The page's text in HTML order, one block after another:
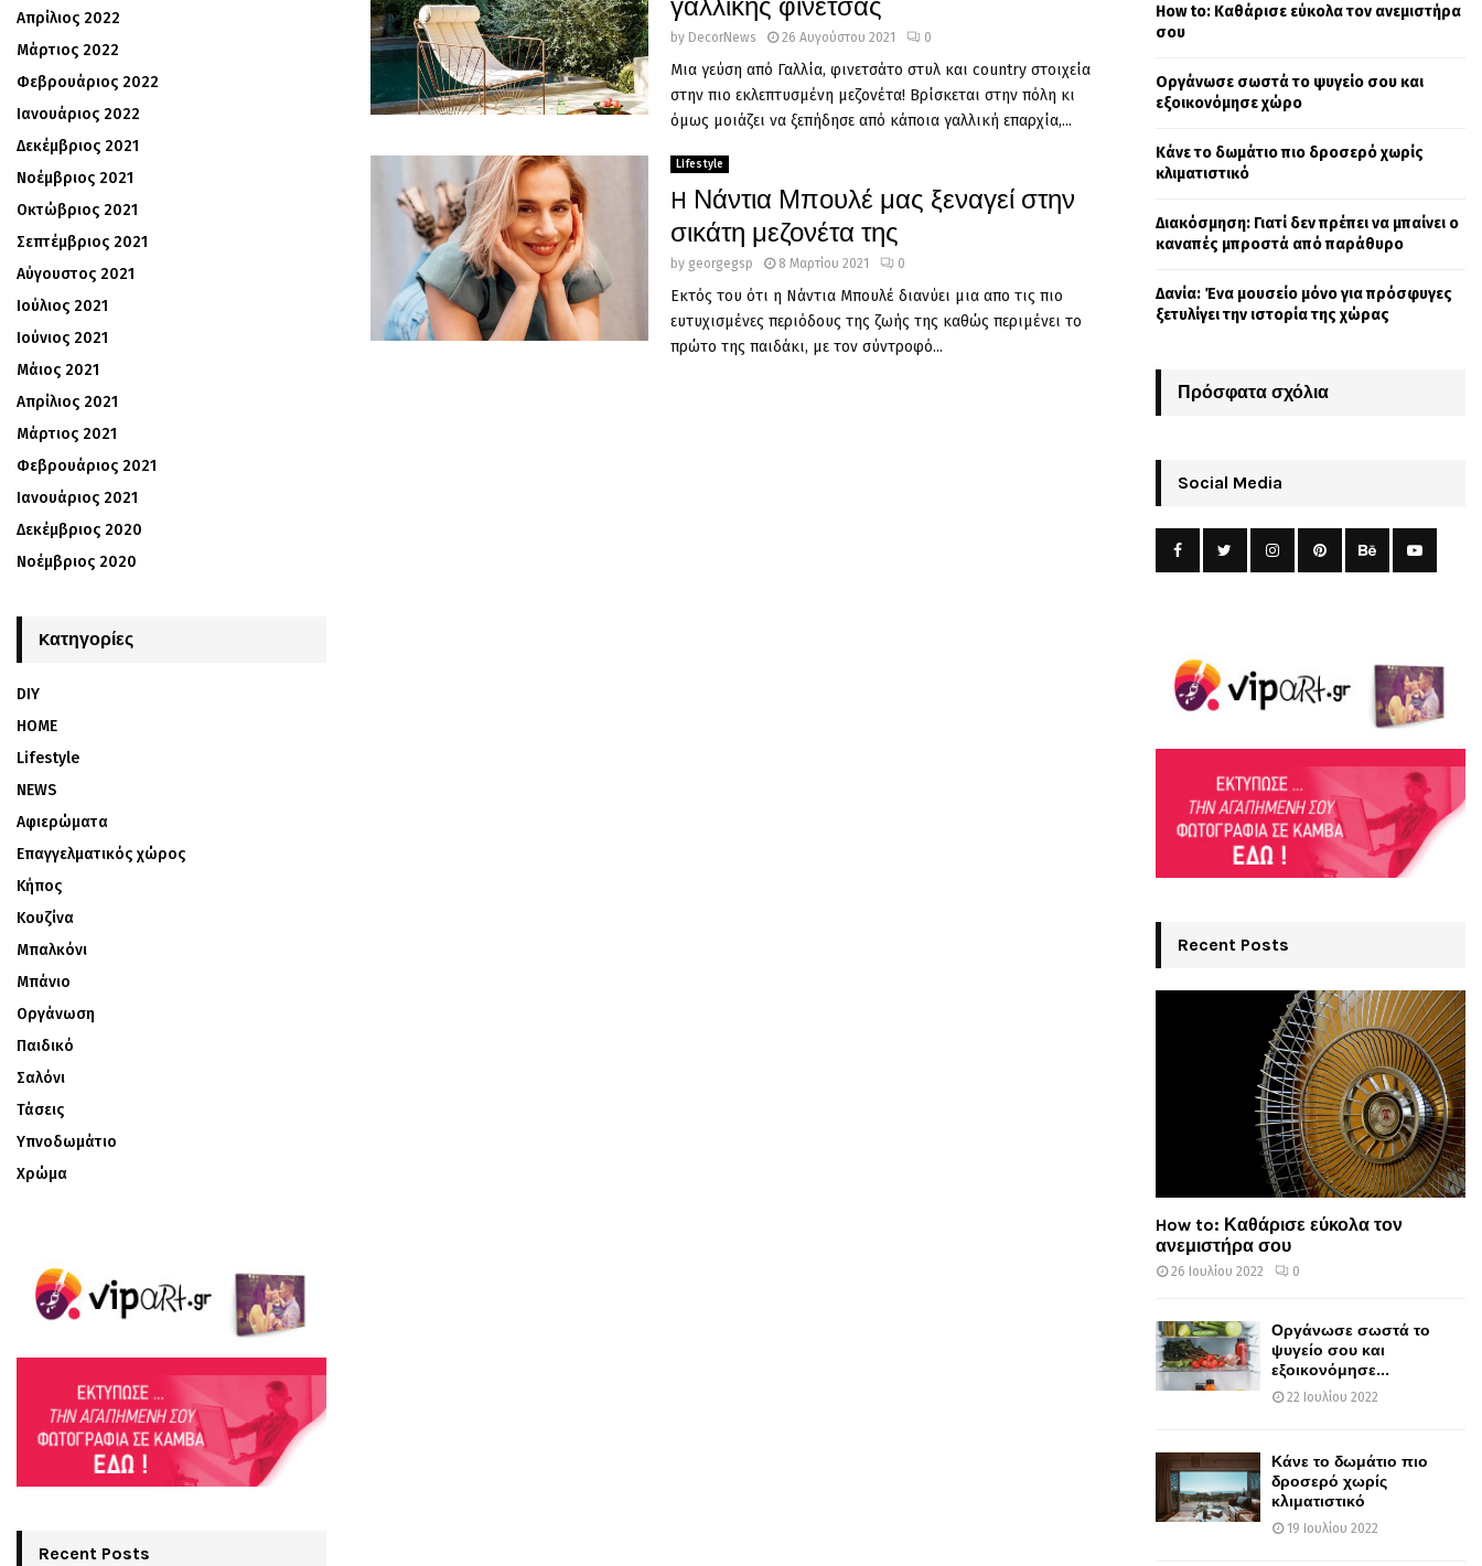
γαλλικής φινέτσας
by DecorNews 26 Αυγούστου 2021 0
Μια γεύση από Γαλλία, φινετσάτο στυλ και country στοιχεία
στην πιο εκλεπτυσμένη μεζονέτα! Βρίσκεται στην πόλη κι
όμως μοιάζει να ξεπήδησε από κάποια γαλλική επαρχία,...
Lifestyle
H Νάντια Μπουλέ μας ξεναγεί στην
σικάτη μεζονέτα της
by georgegsp 8 Μαρτίου 2021 0
Εκτός του ότι η Νάντια Μπουλέ διανύει μια απο τις πιο
ευτυχισμένες περιόδους της ζωής της καθώς περιμένει το
πρώτο της παιδάκι, με τον σύντροφό...
Απρίλιος 2022
Μάρτιος 2022
Φεβρουάριος 2022
Ιανουάριος 2022
Δεκέμβριος 2021
Νοέμβριος 2021
Οκτώβριος 2021
Σεπτέμβριος 2021
Αύγουστος 2021
Ιούλιος 2021
Ιούνιος 2021
Μάιος 2021
Απρίλιος 2021
Μάρτιος 2021
Φεβρουάριος 2021
Ιανουάριος 2021
Δεκέμβριος 2020
Νοέμβριος 2020
Kατηγορίες
DIY
HOME
Lifestyle
NEWS
Αφιερώματα
Επαγγελματικός χώρος
Κήπος
Κουζίνα
Μπαλκόνι
Μπάνιο
Οργάνωση
Παιδικό
Σαλόνι
Τάσεις
Υπνοδωμάτιο
Χρώμα
Recent Posts
o
r
How to: Καθάρισε εύκολα τον ανεμιστήρα
σου
Οργάνωσε σωστά το ψυγείο σου και
εξοικονόμησε χώρο
Κάνε το δωμάτιο πιο δροσερό χωρίς
κλιματιστικό
Διακόσμηση: Γιατί δεν πρέπει να μπαίνει ο
καναπές μπροστά από παράθυρο
Δανία: Ένα μουσείο μόνο για πρόσφυγες
ξετυλίγει την ιστορία της χώρας
Πρόσφατα σχόλια
Social Media
Recent Posts
How to: Καθάρισε εύκολα τον
ανεμιστήρα σου
26 Ιουλίου 2022 0
Οργάνωσε σωστά το
ψυγείο σου και
εξοικονόμησε...
22 Ιουλίου 2022
Κάνε το δωμάτιο πιο
δροσερό χωρίς
κλιματιστικό
19 Ιουλίου 2022